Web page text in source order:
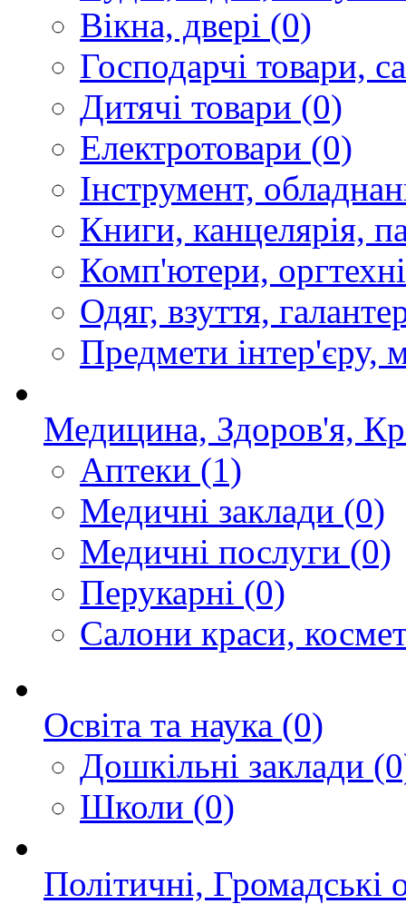
Вікна, двері (0)
Господарчі товари,
Дитячі товари (0)
Електротовари (0)
Інструмент,
Книги, канцелярія,
Комп'ютери,
Одяг, взуття,
Предмети інтер'єру,
Медицина, Здоров'я,
Аптеки (1)
Медичні заклади (0)
Медичні послуги (0)
Перукарні (0)
Салони краси,
Освіта та наука (0)
Дошкільні заклади
Школи (0)
Політичні, Громадські